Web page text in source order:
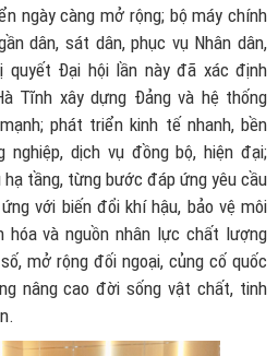
ngày càng mở rộng; bộ máy chính
dân, sát dân, phục vụ Nhân dân,
quyết Đại hội lần này đã xác định
Tĩnh xây dựng Đảng và hệ thống
phát triển kinh tế nhanh, bền
nghiệp, dịch vụ đồng bộ, hiện đại;
tầng, từng bước đáp ứng yêu cầu
với biến đổi khí hậu, bảo vệ môi
hóa và nguồn nhân lực chất lượng
mở rộng đối ngoại, củng cố quốc
nâng cao đời sống vật chất, tinh